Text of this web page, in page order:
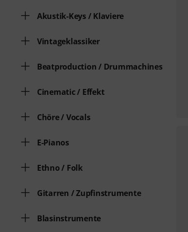
Akustik-Keys / Klaviere
Vintageklassiker
Beatproduction / Drummachines
Cinematic / Effekt
Chöre / Vocals
E-Pianos
Ethno / Folk
Gitarren / Zupfinstrumente
Blasinstrumente